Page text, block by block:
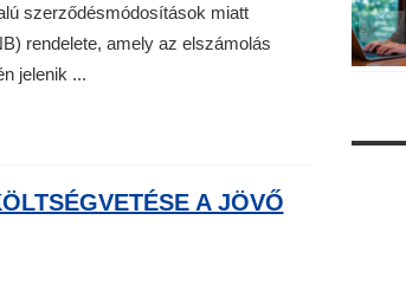
szerződésmódosítások miatt
rendelete, amely az elszámolás
jelenik ...
A JÖVŐ